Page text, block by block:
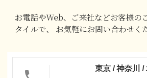
お電話やWeb、ご来社などお客様の
タイルで、
お気軽にお問い合わせく
東京 / 神奈川 /